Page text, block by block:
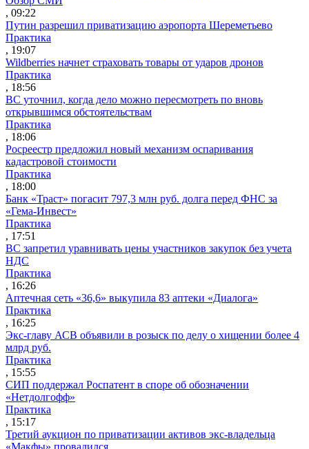
, 09:22
Путин разрешил приватизацию аэропорта Шереметьево
Практика
, 19:07
Wildberries начнет страховать товары от ударов дронов
Практика
, 18:56
ВС уточнил, когда дело можно пересмотреть по вновь
открывшимся обстоятельствам
Практика
, 18:06
Росреестр предложил новый механизм оспаривания
кадастровой стоимости
Практика
, 18:00
Банк «Траст» погасит 797,3 млн руб. долга перед ФНС за
«Гема-Инвест»
Практика
, 17:51
ВС запретил уравнивать цены участников закупок без учета
НДС
Практика
, 16:26
Аптечная сеть «36,6» выкупила 83 аптеки «Диалога»
Практика
, 16:25
Экс-главу АСВ объявили в розыск по делу о хищении более 4
млрд руб.
Практика
, 15:55
СИП поддержал Роспатент в споре об обозначении
«Нетдолгофф»
Практика
, 15:17
Третий аукцион по приватизации активов экс-владельца
«Макфы» провалился